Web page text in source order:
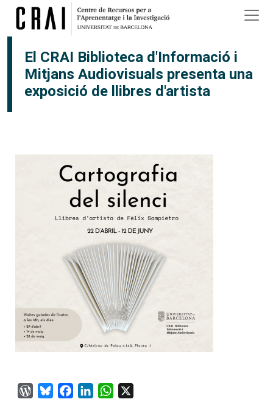
Vés al contingut
El CRAI Biblioteca d'Informació i
Mitjans Audiovisuals presenta una
exposició de llibres d'artista
WordPress
BlueskyFacebook
LinkedInWhatsApp
×